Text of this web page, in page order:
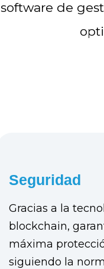
software de
Seguridad
Gracias a la
blockchain,
máxima
siguiendo la